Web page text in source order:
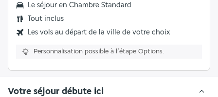
Le séjour en Chambre Standard
Tout inclus
Les vols au départ de la ville de votre choix
Personnalisation possible à l’étape Options.
Votre séjour débute ici